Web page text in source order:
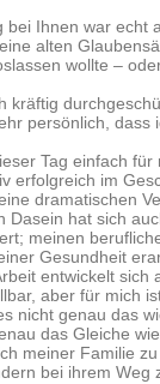
bei Ihnen war echt
alten
wollte –
kräftig
persönlich,
Tag einfach
erfolgreich im
dramatischen
Dasein hat sich
meinen
Gesundheit
entwickelt sich
aber für mich
nicht genau das
das Gleiche
meiner Familie
bei ihrem Weg